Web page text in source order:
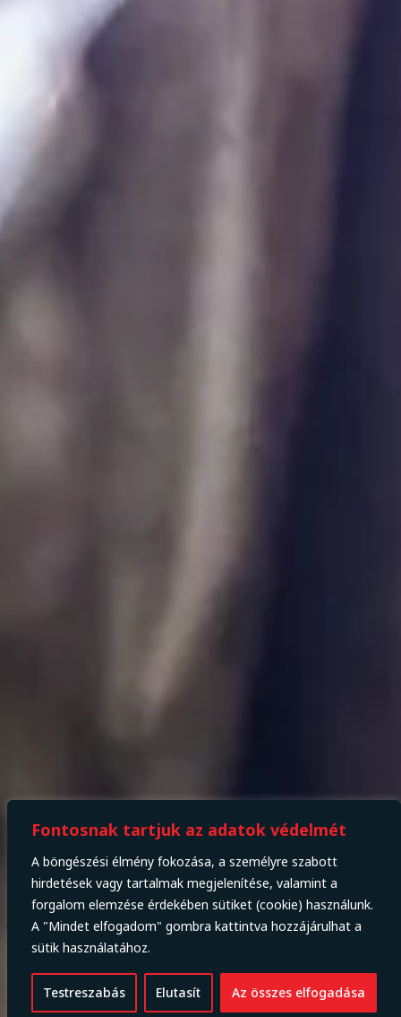
Fontosnak tartjuk az adatok védelmét
A böngészési élmény fokozása, a személyre szabott
hirdetések vagy tartalmak megjelenítése, valamint a
forgalom elemzése érdekében sütiket (cookie) használunk.
A "Mindet elfogadom" gombra kattintva hozzájárulhat a
sütik használatához.
Testreszabás Elutasít Az összes elfogadása